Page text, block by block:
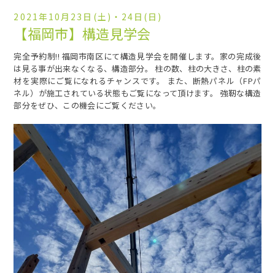
2021年10月23日(土)・24日(日)
【福岡市】構造見学会
完全予約制!! 福岡市南区にて構造見学会を開催します。家の完成後
は見る事が出来なくなる、構造部分。 柱の数、柱の大きさ、柱の素
材を実際にご覧になれるチャンスです。 また、断熱パネル（FPパ
ネル）が施工されている状態もご覧になって頂けます。 強靭な構造
部分をぜひ、この機会にご覧ください。